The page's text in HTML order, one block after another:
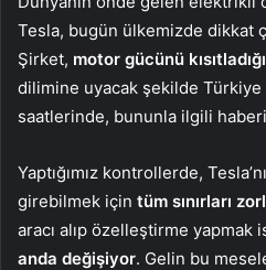
Tesla, bugün ülkemizde dikkat
Şirket, motor gücünü kısıtladığı
dilimine uyacak şekilde Türkiye
saatlerinde, bununla ilgili
Yaptığımız kontrollerde,
girebilmek için tüm sınırları
aracı alıp özelleştirme yapmak
anda değişiyor. Gelin bu